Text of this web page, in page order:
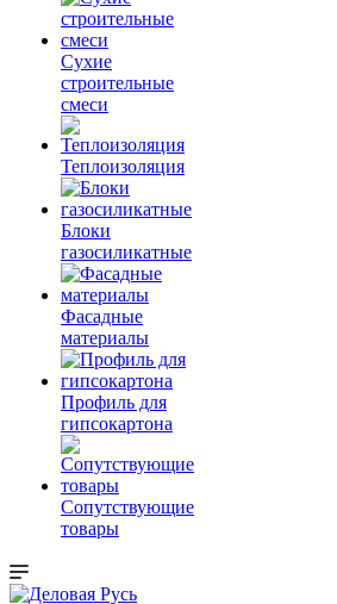
Сухие
строительные
смеси
Теплоизоляция
Блоки
газосиликатные
Фасадные
материалы
Профиль для
гипсокартона
Сопутствующие
товары